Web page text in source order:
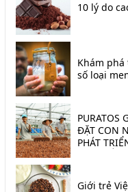
10 lý do
Khám
số loại
PURATOS
ĐẶT CON
PHÁT
Giới trẻ